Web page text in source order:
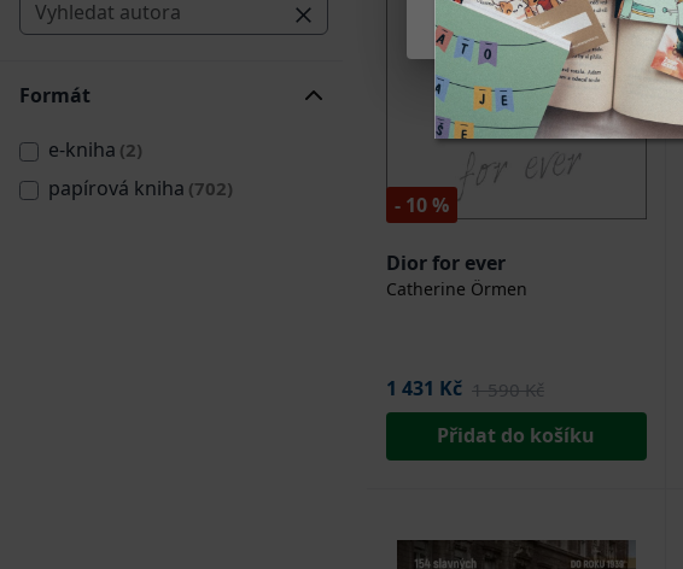
Formát
e-kniha (2)
papírová kniha (702)
- 10 %
Dior for ever
Catherine Örmen
1 431 Kč 1 590 Kč
Přidat do košíku
Nastavení